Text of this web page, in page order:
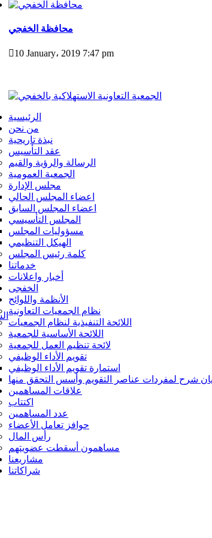
محافظة الخفجي
10 January، 2019 7:47 pm
الرئيسية
من نحن
نبذة تاريحية
عقد التأسيس
الرسالة والرؤية والقيم
الجمعية العمومية
مجلس الإدارة
اعضاء المجلس الحالي
اعضاء المجلس السابق
المجلس التأسيسي
مسؤوليات المجلس
الهيكل التنظيمي
كلمة رئيس المجلس
خدماتنا
أخبار واعلانات
الخفجى
الأنظمة واللوائح
نظام الجمعيات التعاونية
اللائحة التنفيذية لنظام الجمعيات
اللائحة الأساسية للجمعية
لائحة تنظيم العمل للجمعية
تقويم الأداء الوظيفي
استمارة تقويم الأداء الوظيفي
شرح لمفردات عناصر التقويم وأسس التحقق منها
علاقات المساهمين
اكتتاب
عدد المساهمين
حوافز تعامل الأعضاء
رأس المال
مساهمون أسقطت عضويتهم
مشاريعنا
شراكاتنا